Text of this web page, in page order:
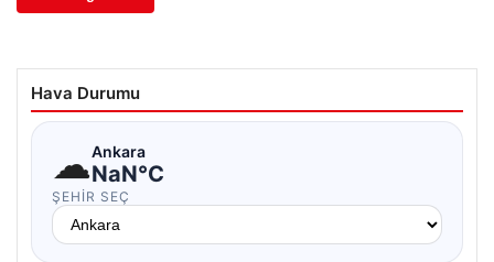
Hava Durumu
☁Ankara
NaN°C
ŞEHIR SEÇ